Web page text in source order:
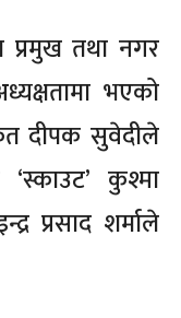
प्रमुख तथा नगर
भएको
दीपक सुवेदीले
कुश्मा
प्रसाद शर्माले